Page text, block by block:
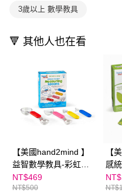
「AFTEE先享後付」，若未經同
任。
時審查核予不同之上限額度；若仍
請求用戶進行身份認證。
５．嚴禁一人註冊多個帳號或使
恩沛科技股份有限公司將有權停
3歲以上 數學教具
🔻 其他人也在看
【美國hand2mind 】
益智數學教具-彩虹量
匙組
NT$469
NT$500
【
感
葉